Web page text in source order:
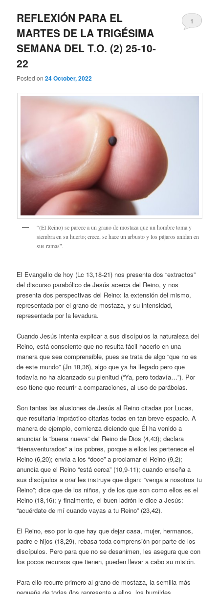
REFLEXIÓN PARA EL
MARTES DE LA TRIGÉSIMA
SEMANA DEL T.O. (2) 25-10-
22
Posted on24 October, 2022
1
“(El Reino) se parece a un grano de mostaza que un hombre toma y
siembra en su huerto; crece, se hace un arbusto y los pájaros anidan en
sus ramas”.
El Evangelio de hoy (Lc 13,18-21) nos presenta dos “extractos”
del discurso parabólico de Jesús acerca del Reino, y nos
presenta dos perspectivas del Reino: la extensión del mismo,
representada por el grano de mostaza, y su intensidad,
representada por la levadura.
Cuando Jesús intenta explicar a sus discípulos la naturaleza del
Reino, está consciente que no resulta fácil hacerlo en una
manera que sea comprensible, pues se trata de algo “que no es
de este mundo” (Jn 18,36), algo que ya ha llegado pero que
todavía no ha alcanzado su plenitud (“Ya, pero todavía…”). Por
eso tiene que recurrir a comparaciones, al uso de parábolas.
Son tantas las alusiones de Jesús al Reino citadas por Lucas,
que resultaría impráctico citarlas todas en tan breve espacio. A
manera de ejemplo, comienza diciendo que Él ha venido a
anunciar la “buena nueva” del Reino de Dios (4,43); declara
“bienaventurados” a los pobres, porque a ellos les pertenece el
Reino (6,20); envía a los “doce” a proclamar el Reino (9,2);
anuncia que el Reino “está cerca” (10,9-11); cuando enseña a
sus discípulos a orar les instruye que digan: “venga a nosotros tu
Reino”; dice que de los niños, y de los que son como ellos es el
Reino (18,16); y finalmente, el buen ladrón le dice a Jesús:
“acuérdate de mí cuando vayas a tu Reino” (23,42).
El Reino, eso por lo que hay que dejar casa, mujer, hermanos,
padre e hijos (18,29), rebasa toda comprensión por parte de los
discípulos. Pero para que no se desanimen, les asegura que con
los pocos recursos que tienen, pueden llevar a cabo su misión.
Para ello recurre primero al grano de mostaza, la semilla más